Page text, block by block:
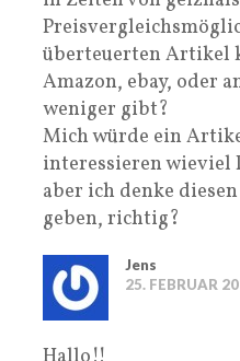
überteuerten Artikel
Amazon, ebay, oder
weniger gibt?
Mich würde ein
interessieren wieviel
aber ich denke
geben, richtig?
Jens
25. FEBRUAR